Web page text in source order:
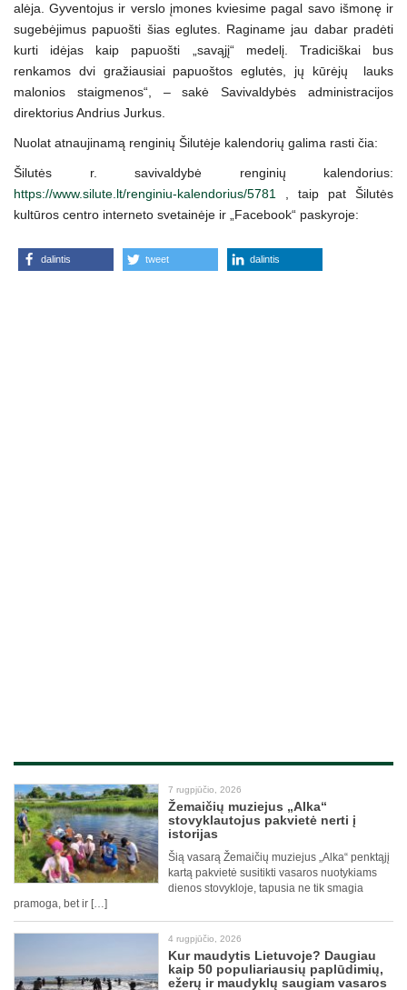
alėja. Gyventojus ir verslo įmones kviesime pagal savo išmonę ir
sugebėjimus papuošti šias eglutes. Raginame jau dabar pradėti
kurti idėjas kaip papuošti „savąjį“ medelį. Tradiciškai bus
renkamos dvi gražiausiai papuoštos eglutės, jų kūrėjų lauks
malonios staigmenos“, –sakė Savivaldybės administracijos
direktorius Andrius Jurkus.
Nuolat atnaujinamą renginių Šilutėje kalendorių galima rasti čia:
Šilutės r. savivaldybė renginių kalendorius:
https://www.silute.lt/renginiu-kalendorius/5781 , taip pat Šilutės
kultūros centro interneto svetainėje ir „Facebook“ paskyroje:
dalintis tweet dalintis
7 rugpjūčio, 2026
Žemaičių muziejus „Alka“
stovyklautojus pakvietė nerti į
istorijas
Šią vasarą Žemaičių muziejus „Alka“ penktąjį
kartą pakvietė susitikti vasaros nuotykiams
dienos stovykloje, tapusia ne tik smagia
pramoga, bet ir […]
4 rugpjūčio, 2026
Kur maudytis Lietuvoje? Daugiau
kaip 50 populiariausių paplūdimių,
ežerų ir maudyklų saugiam vasaros